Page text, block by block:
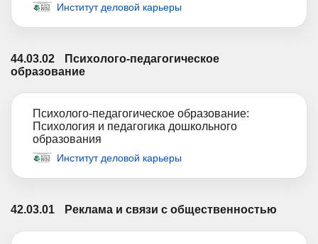
Институт деловой карьеры
44.03.02
Психолого-педагогическое
образование
Психолого-педагогическое образование:
Психология и педагогика дошкольного
образования
Институт деловой карьеры
42.03.01 Реклама и связи с общественностью